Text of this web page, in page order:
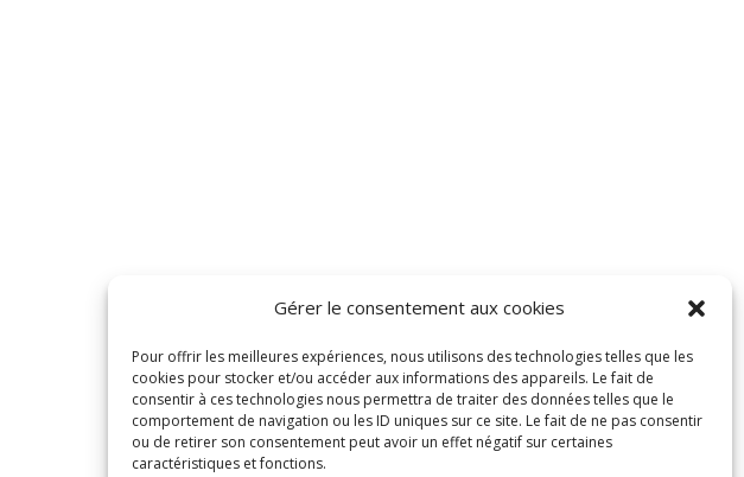
Gérer le consentement aux cookies
Pour offrir les meilleures expériences, nous utilisons des technologies telles que les
cookies pour stocker et/ou accéder aux informations des appareils. Le fait de
consentir à ces technologies nous permettra de traiter des données telles que le
comportement de navigation ou les ID uniques sur ce site. Le fait de ne pas consentir
ou de retirer son consentement peut avoir un effet négatif sur certaines
caractéristiques et fonctions.